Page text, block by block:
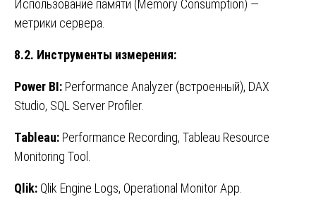
Использование памяти (Memory Consumption) —
метрики сервера.
8.2. Инструменты измерения:
Power BI: Performance Analyzer (встроенный), DAX
Studio, SQL Server Profiler.
Tableau: Performance Recording, Tableau Resource
Monitoring Tool.
Qlik: Qlik Engine Logs, Operational Monitor App.